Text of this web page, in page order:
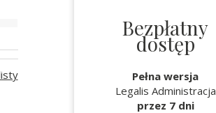
Bezpłatny
dostęp
Pełna wersja
Legalis Administracja
przez 7 dni